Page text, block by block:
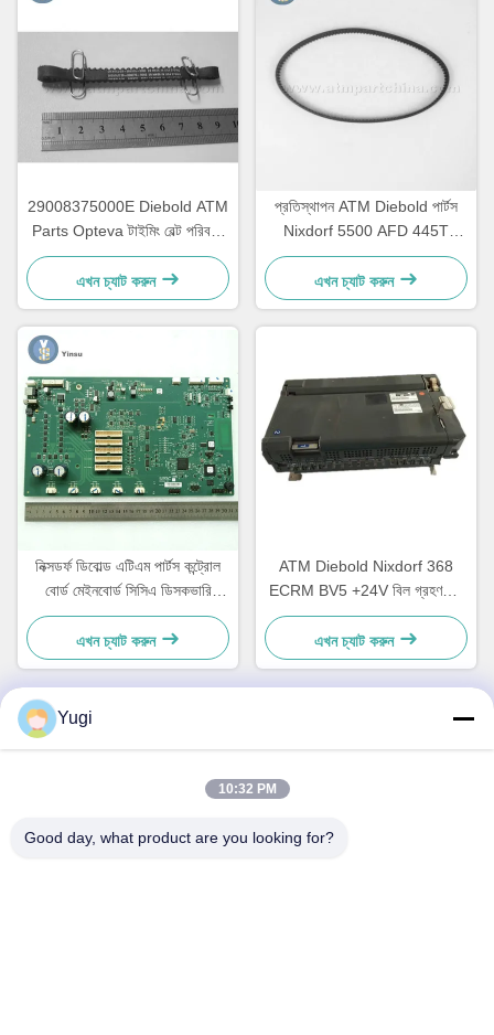
29008375000E Diebold ATM
Parts Opteva টাইমিং বেল্ট পরিবহন
বেল্ট 67T
এখন চ্যাট করুন
প্রতিস্থাপন ATM Diebold পার্টস
Nixdorf 5500 AFD 445T
পরিবহন বেল্ট 2900837500AH
এখন চ্যাট করুন
নিক্সডর্ফ ডিবোল্ড এটিএম পার্টস কন্ট্রোল
বোর্ড মেইনবোর্ড সিসিএ ডিসকভারি
49242480000B
এখন চ্যাট করুন
ATM Diebold Nixdorf 368
ECRM BV5 +24V বিল গ্রহণকারী
বৈধকরণ যন্ত্রাংশ 49238415000A
এখন চ্যাট করুন
রুম ৫০২, বিল্ডিং ৫, কাইড রিয়েল এস্টেট পার্ক, নং ২-১, Xingye EastRoad,
Yugi
10:32 PM
Good day, what product are you looking for?